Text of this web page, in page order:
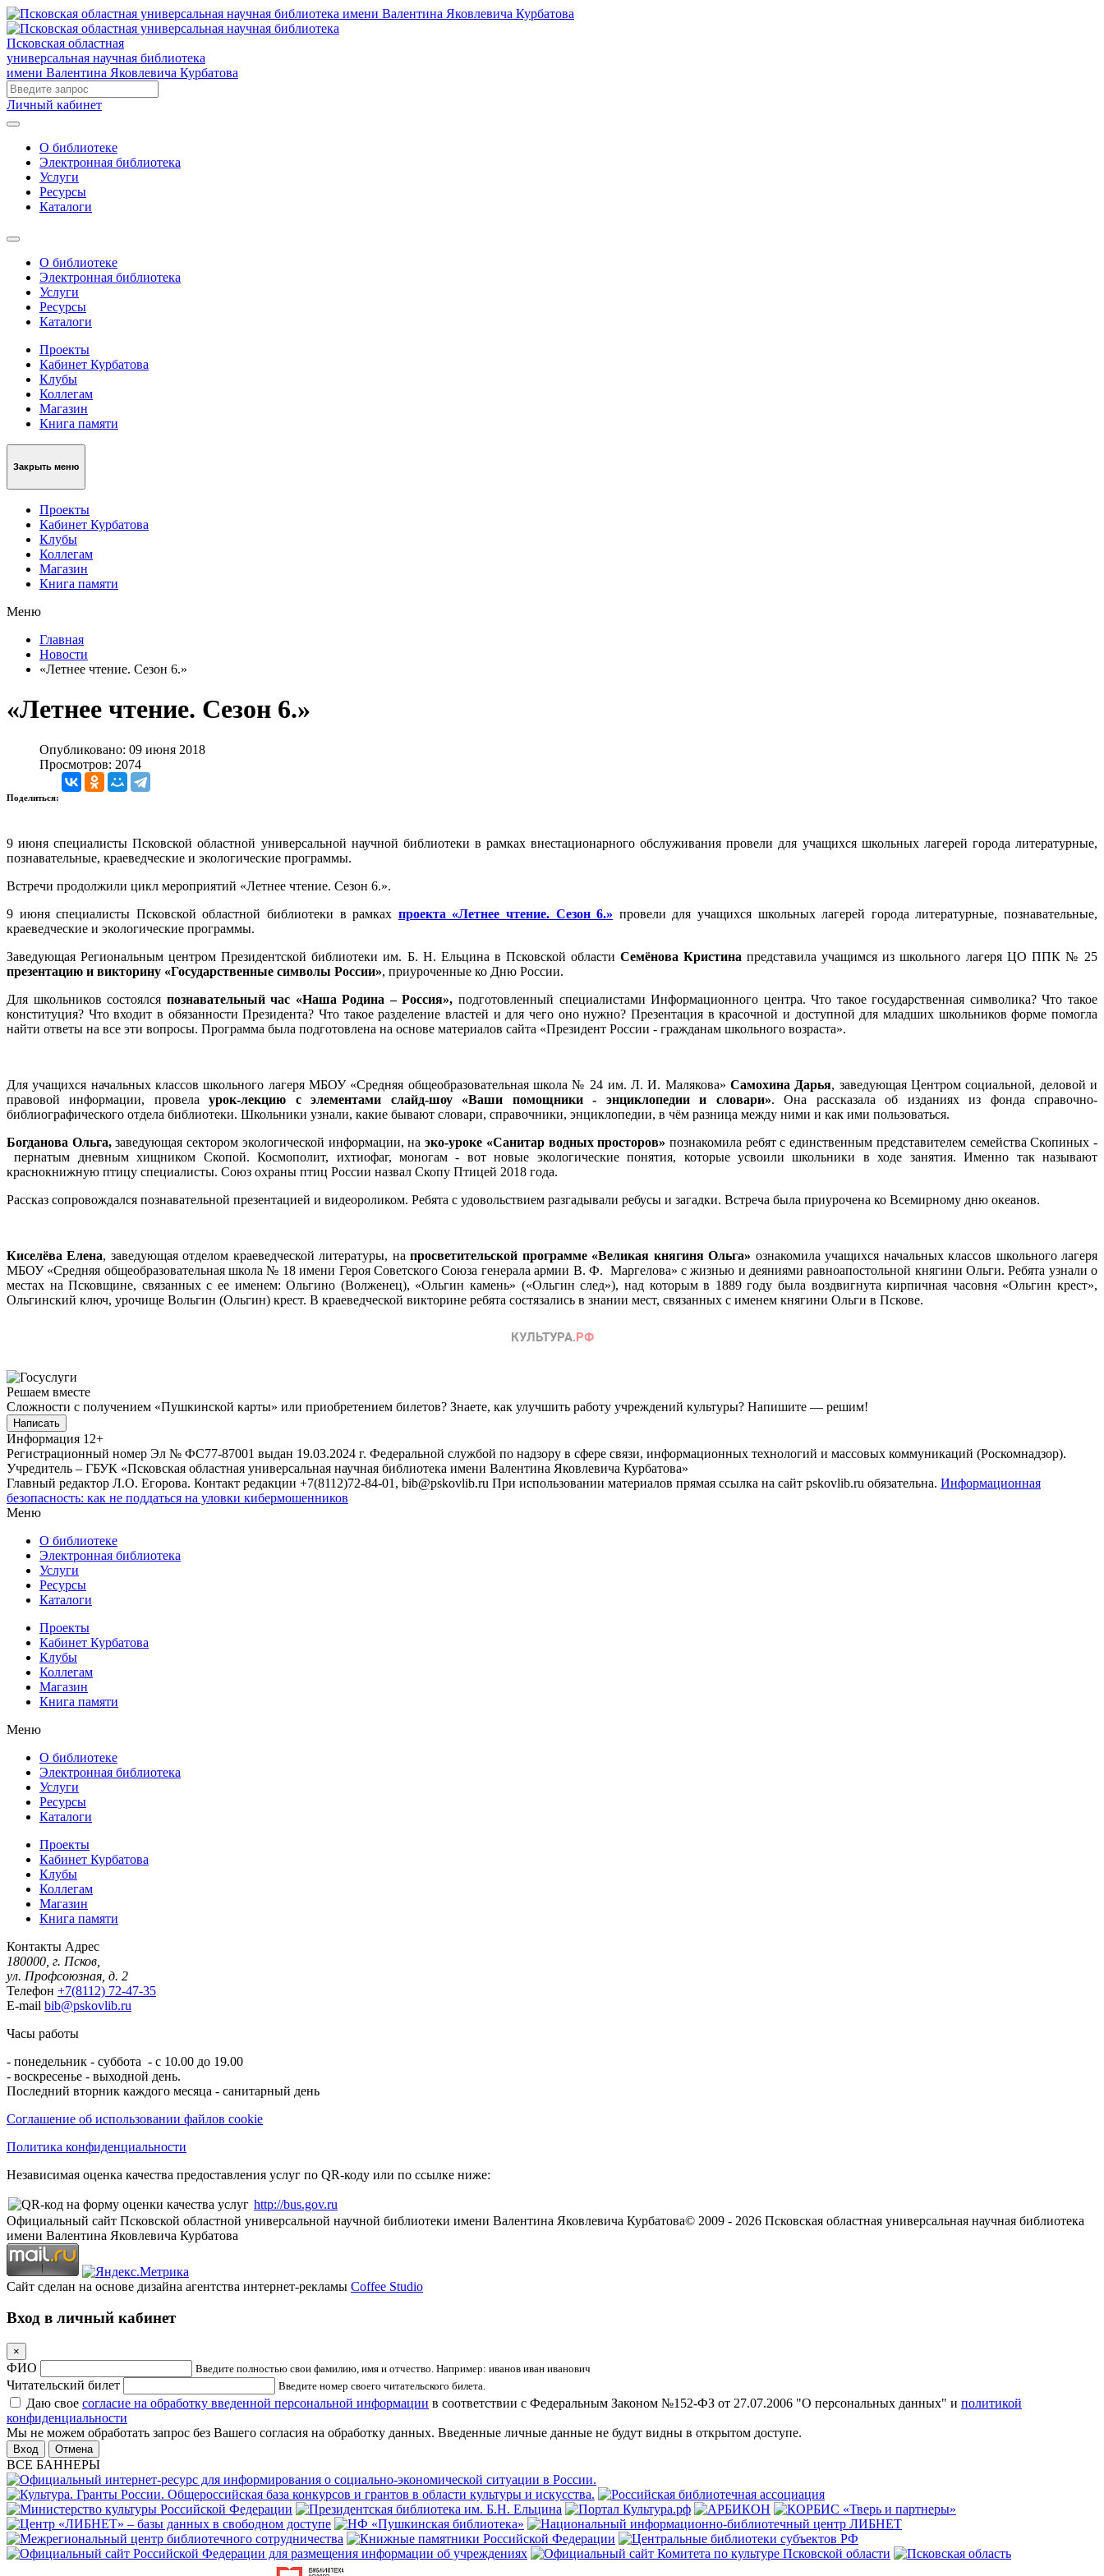
Псковская областная
универсальная научная библиотека
имени Валентина Яковлевича Курбатова
Личный кабинет
О библиотеке
Электронная библиотека
Услуги
Ресурсы
Каталоги
О библиотеке
Электронная библиотека
Услуги
Ресурсы
Каталоги
Проекты
Кабинет Курбатова
Клубы
Коллегам
Магазин
Книга памяти
Закрыть меню
Проекты
Кабинет Курбатова
Клубы
Коллегам
Магазин
Книга памяти
Меню
Главная
Новости
«Летнее чтение. Сезон 6.»
«Летнее чтение. Сезон 6.»
Опубликовано: 09 июня 2018
Просмотров: 2074
Поделиться:
9 июня специалисты Псковской областной универсальной научной библиотеки в рамках внестационарного обслуживания провели для учащихся школьных лагерей города литературные,
познавательные, краеведческие и экологические программы.
Встречи продолжили цикл мероприятий «Летнее чтение. Сезон 6.».
9 июня специалисты Псковской областной библиотеки в рамках проекта «Летнее чтение. Сезон 6.» провели для учащихся школьных лагерей города литературные, познавательные,
краеведческие и экологические программы.
Заведующая Региональным центром Президентской библиотеки им. Б. Н. Ельцина в Псковской областиСемёнова Кристина представила учащимся из школьного лагеря ЦО ППК № 25
презентацию и викторину «Государственные символы России», приуроченные ко Дню России.
Для школьников состоялся познавательный час «Наша Родина – Россия»,подготовленный специалистами Информационного центра. Что такое государственная символика? Что такое
конституция? Что входит в обязанности Президента? Что такое разделение властей и для чего оно нужно? Презентация в красочной и доступной для младших школьников форме помогла
найти ответы на все эти вопросы. Программа была подготовлена на основе материалов сайта «Президент России - гражданам школьного возраста».
Для учащихся начальных классов школьного лагеря МБОУ «Средняя общеобразовательная школа № 24 им. Л. И. Малякова» Самохина Дарья, заведующая Центром социальной, деловой и
правовой информации, провелаурок-лекцию с элементами слайд-шоу «Ваши помощники - энциклопедии и словари». Она рассказала об изданиях из фонда справочно-
библиографического отдела библиотеки. Школьники узнали, какие бывают словари, справочники, энциклопедии, в чём разница между ними и как ими пользоваться.
Богданова Ольга,заведующая сектором экологической информации, на эко-уроке «Санитар водных просторов» познакомила ребят с единственным представителем семейства Скопиных -
пернатым дневным хищником Скопой. Космополит, ихтиофаг, моногам - вот новые экологические понятия, которые усвоили школьники в ходе занятия. Именно так называют
краснокнижную птицу специалисты. Союз охраны птиц России назвал Скопу Птицей 2018 года.
Рассказ сопровождался познавательной презентацией и видеороликом. Ребята с удовольствием разгадывали ребусы и загадки. Встреча была приурочена ко Всемирному дню океанов.
Киселёва Елена, заведующая отделом краеведческой литературы, напросветительской программе «Великая княгиня Ольга» ознакомила учащихся начальных классов школьного лагеря
МБОУ «Средняя общеобразовательная школа № 18 имени Героя Советского Союза генерала армии В. Ф. Маргелова» с жизнью и деяниями равноапостольной княгини Ольги. Ребята узнали о
местах на Псковщине, связанных с ее именем: Ольгино (Волженец), «Ольгин камень» («Ольгин след»), над которым в 1889 году была воздвигнута кирпичная часовня «Ольгин крест»,
Ольгинский ключ, урочище Вольгин (Ольгин) крест. В краеведческой викторине ребята состязались в знании мест, связанных с именем княгини Ольги в Пскове.
Решаем вместе
Сложности с получением «Пушкинской карты» или приобретением билетов? Знаете, как улучшить работу учреждений культуры? Напишите — решим!
Написать
Информация 12+
Регистрационный номер Эл № ФС77-87001 выдан 19.03.2024 г. Федеральной службой по надзору в сфере связи, информационных технологий и массовых коммуникаций (Роскомнадзор).
Учредитель – ГБУК «Псковская областная универсальная научная библиотека имени Валентина Яковлевича Курбатова»
Главный редактор Л.О. Егорова. Контакт редакции +7(8112)72-84-01, bib@pskovlib.ru При использовании материалов прямая ссылка на сайт pskovlib.ru обязательна. Информационная
безопасность: как не поддаться на уловки кибермошенников
Меню
О библиотеке
Электронная библиотека
Услуги
Ресурсы
Каталоги
Проекты
Кабинет Курбатова
Клубы
Коллегам
Магазин
Книга памяти
Меню
О библиотеке
Электронная библиотека
Услуги
Ресурсы
Каталоги
Проекты
Кабинет Курбатова
Клубы
Коллегам
Магазин
Книга памяти
Контакты Адрес
180000, г. Псков,
ул. Профсоюзная, д. 2
Телефон +7(8112) 72-47-35
E-mail bib@pskovlib.ru
Часы работы
- понедельник - суббота - с 10.00 до 19.00
- воскресенье - выходной день.
Последний вторник каждого месяца - санитарный день
Соглашение об использовании файлов cookie
Политика конфиденциальности
Независимая оценка качества предоставления услуг по QR-коду или по ссылке ниже:
http://bus.gov.ru
Официальный сайт Псковской областной универсальной научной библиотеки имени Валентина Яковлевича Курбатова© 2009 - 2026 Псковская областная универсальная научная библиотека
имени Валентина Яковлевича Курбатова
Сайт сделан на основе дизайна агентства интернет-рекламы Coffee Studio
Вход в личный кабинет
×
ФИО Введите полностью свои фамилию, имя и отчество. Например: иванов иван иванович
Читательский билет Введите номер своего читательского билета.
Даю свое согласие на обработку введенной персональной информации в соответствии с Федеральным Законом №152-ФЗ от 27.07.2006 "О персональных данных" и политикой
конфиденциальности
Мы не можем обработать запрос без Вашего согласия на обработку данных. Введенные личные данные не будут видны в открытом доступе.
Отмена
ВСЕ БАННЕРЫ